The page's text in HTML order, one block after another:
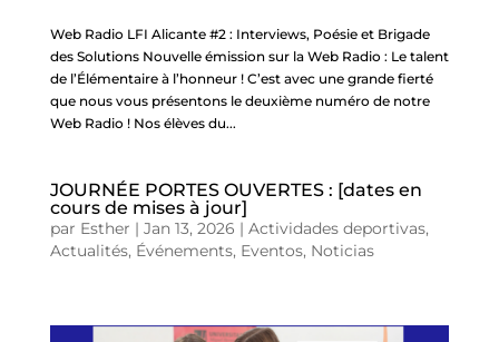
Web Radio LFI Alicante #2 : Interviews, Poésie et Brigade
des Solutions Nouvelle émission sur la Web Radio : Le talent
de l’Élémentaire à l’honneur ! C’est avec une grande fierté
que nous vous présentons le deuxième numéro de notre
Web Radio ! Nos élèves du...
JOURNÉE PORTES OUVERTES : [dates en
cours de mises à jour]
par Esther | Jan 13, 2026 | Actividades deportivas,
Actualités, Événements, Eventos, Noticias